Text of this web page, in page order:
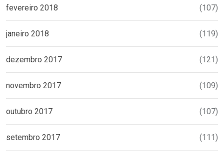
fevereiro 2018 (107)
janeiro 2018 (119)
dezembro 2017 (121)
novembro 2017 (109)
outubro 2017 (107)
setembro 2017 (111)